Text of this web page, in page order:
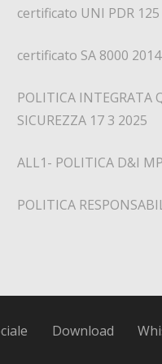
certificato UNI PDR 125
certificato SA 8000 2014
POLITICA INTEGRATA
SICUREZZA 17 3 2025
ALL1- POLITICA D&I
POLITICA
Download